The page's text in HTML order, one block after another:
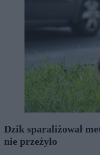
Dzik sparaliżował
nie przeżyło